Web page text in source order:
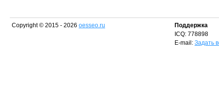
Copyright © 2015 - 2026 oesseo.ru
Поддержка
ICQ: 778898
E-mail: Задать